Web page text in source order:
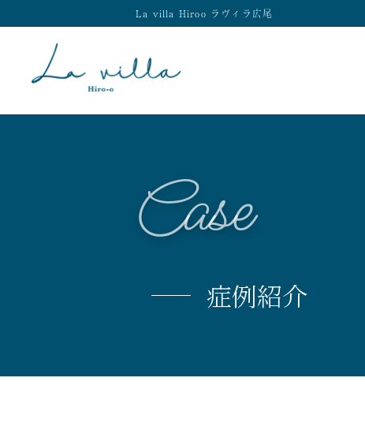
La villa Hiroo ラヴィラ広尾
Case
症例紹介